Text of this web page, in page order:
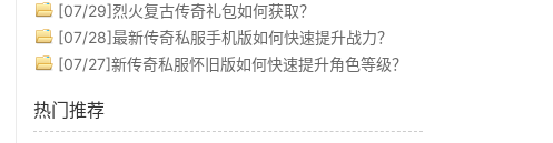
[07/29]烈火复古传奇礼包如何获取？
[07/28]最新传奇私服手机版如何快速提升战力？
[07/27]新传奇私服怀旧版如何快速提升角色等级？
热门推荐